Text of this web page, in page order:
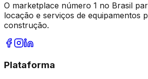
O marketplace número 1 no Brasil
locação e serviços de equipamentos
construção.
Plataforma